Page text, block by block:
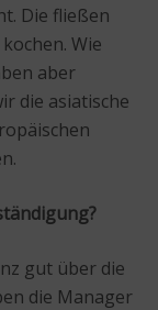
Die fließen
Wie
aber
die asiatische
gut über die
die Manager